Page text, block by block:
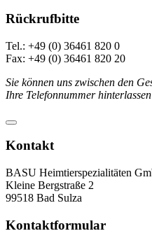
Rückrufbitte
Tel.: +49 (0) 36461 820 0
Fax: +49 (0) 36461 820 20
Sie können uns zwischen den
Ihre Telefonnummer
Kontakt
BASU Heimtierspezialitäten
Kleine Bergstraße 2
99518 Bad Sulza
Kontaktformular